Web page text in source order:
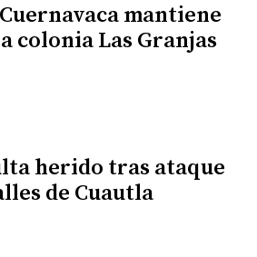
mantiene
colonia Las Granjas
herido tras ataque
de Cuautla